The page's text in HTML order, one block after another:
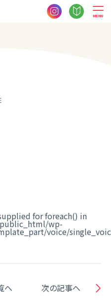
MENU
for foreach() in
wp-
voice/
へ 次の記事へ